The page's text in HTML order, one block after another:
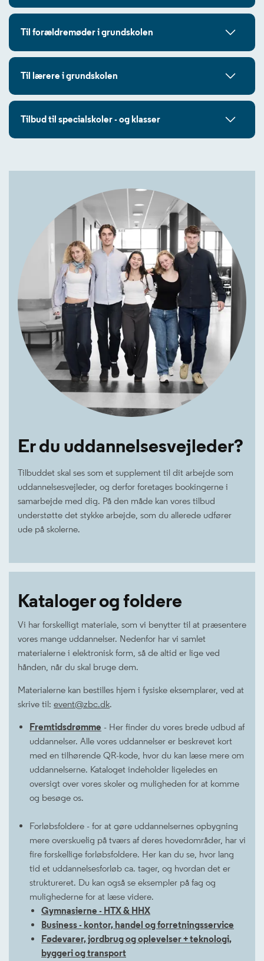
Til forældremøder i grundskolen
Til lærere i grundskolen
Tilbud til specialskoler - og klasser
Er du uddannelsesvejleder?
Tilbuddet skal ses som et supplement til dit arbejde som
uddannelsesvejleder, og derfor foretages bookingerne i
samarbejde med dig. På den måde kan vores tilbud
understøtte det stykke arbejde, som du allerede udfører
ude på skolerne.
Kataloger og foldere
Vi har forskelligt materiale, som vi benytter til at præsentere
vores mange uddannelser. Nedenfor har vi samlet
materialerne i elektronisk form, så de altid er lige ved
hånden, når du skal bruge dem.
Materialerne kan bestilles hjem i fysiske eksemplarer, ved at
skrive til: event@zbc.dk.
Fremtidsdrømme - Her finder du vores brede udbud af
uddannelser. Alle vores uddannelser er beskrevet kort
med en tilhørende QR-kode, hvor du kan læse mere om
uddannelserne. Kataloget indeholder ligeledes en
oversigt over vores skoler og muligheden for at komme
og besøge os.
Forløbsfoldere - for at gøre uddannelsernes opbygning
mere overskuelig på tværs af deres hovedområder, har vi
fire forskellige forløbsfoldere. Her kan du se, hvor lang
tid et uddannelsesforløb ca. tager, og hvordan det er
struktureret. Du kan også se eksempler på fag og
mulighederne for at læse videre.
Gymnasierne - HTX & HHX
Business - kontor, handel og forretningsservice
Fødevarer, jordbrug og oplevelser + teknologi,
byggeri og transport